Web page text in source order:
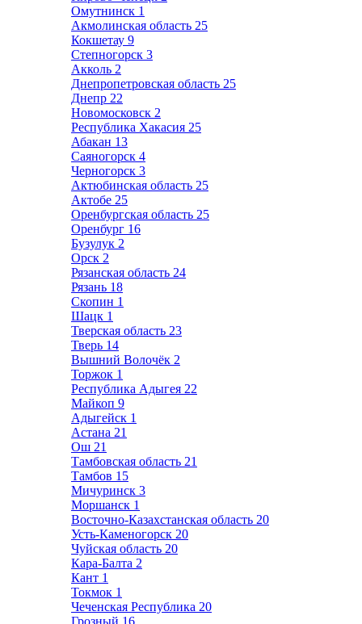
Омутнинск 1
Акмолинская область 25
Кокшетау 9
Степногорск 3
Акколь 2
Днепропетровская область 25
Днепр 22
Новомосковск 2
Республика Хакасия 25
Абакан 13
Саяногорск 4
Черногорск 3
Актюбинская область 25
Актобе 25
Оренбургская область 25
Оренбург 16
Бузулук 2
Орск 2
Рязанская область 24
Рязань 18
Скопин 1
Шацк 1
Тверская область 23
Тверь 14
Вышний Волочёк 2
Торжок 1
Республика Адыгея 22
Майкоп 9
Адыгейск 1
Астана 21
Ош 21
Тамбовская область 21
Тамбов 15
Мичуринск 3
Моршанск 1
Восточно-Казахстанская область 20
Усть-Каменогорск 20
Чуйская область 20
Кара-Балта 2
Кант 1
Токмок 1
Чеченская Республика 20
Грозный 16